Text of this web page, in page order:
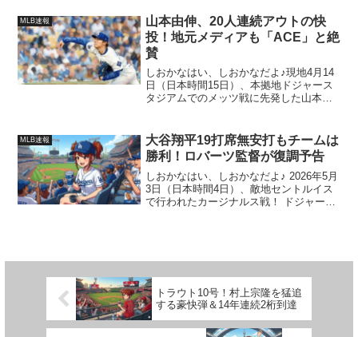
投手」としてとんでもない異次元のスー
パープレーを...
MLB速報
山本由伸、20人連続アウトの快
投！地元メディアも「ACE」と絶
賛
しおかなはい、しおかなだよ♪現地4月14
日（日本時間15日）、本拠地ドジャース
タジアムでのメッツ戦に先発した山本由
者にホームランを打たれちゃって、しお
かなも「えぇっ！？...
MLB速報
大谷翔平19打席無安打もチームは
勝利！ロバーツ監督が復調予告
しおかなはい、しおかなだよ♪ 2026年5月
3日（日本時間4日）、敵地セントルイス
で行われたカージナルス戦！ ドジャース
トラウト10号！村上宗隆を猛追
する豪快弾＆14年連続2桁到達